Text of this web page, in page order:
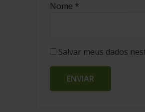
Nome *
Salvar meus dados